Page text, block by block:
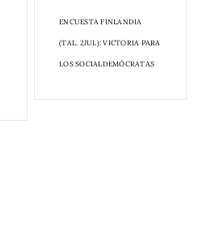
ENCUESTA FINLANDIA
(TAL. 2JUL): VICTORIA PARA
LOS SOCIALDEMÓCRATAS